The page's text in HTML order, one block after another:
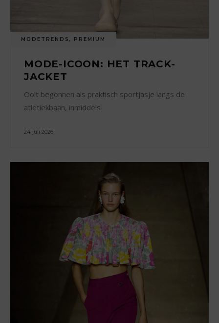
MODETRENDS, PREMIUM
MODE-ICOON: HET TRACK-
JACKET
Ooit begonnen als praktisch sportjasje langs de
atletiekbaan, inmiddels
24 juli 2026